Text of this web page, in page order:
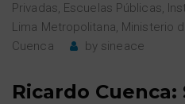
Privadas, Escuelas Públicas,
Lima Metropolitana, Ministerio
Cuenca
by sineace
Ricardo